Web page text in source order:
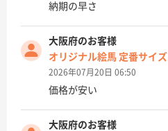
納期の早さ
大阪府のお客様
オリジナル絵馬 定番サイズ
2026年07月20日 06:50
価格が安い
大阪府のお客様